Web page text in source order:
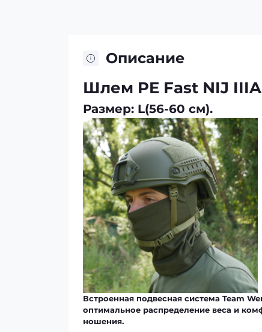
Описание
Шлем PE Fast NIJ
Размер: L(56-60 см).
Встроенная подвесная система Team
оптимальное распределение веса и
ношения.